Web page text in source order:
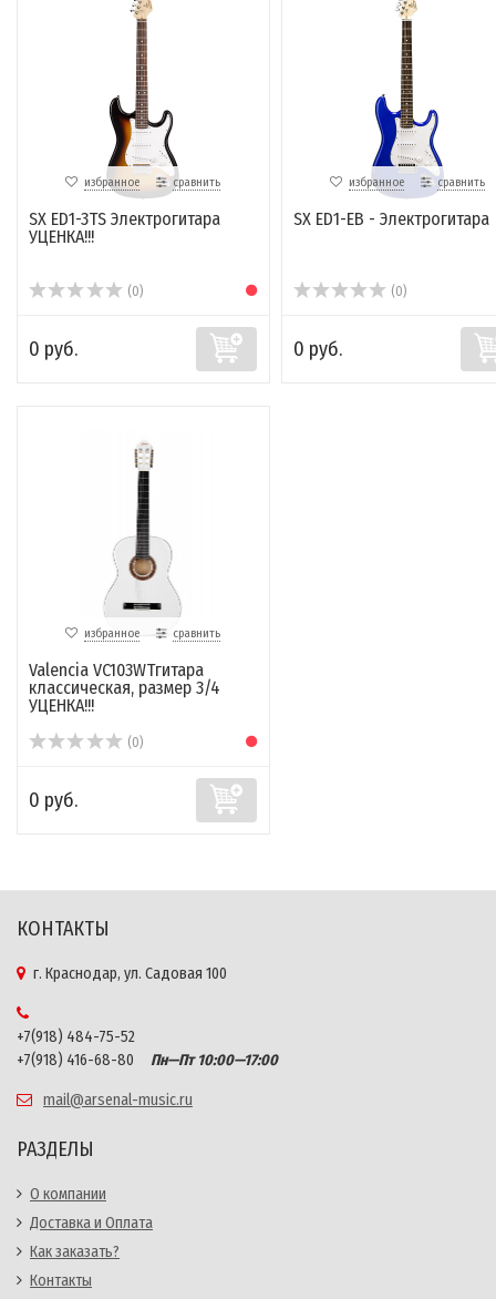
избранное сравнить
SX ED1-3TS Электрогитара
УЦЕНКА!!!
(0)
0 руб.
избранное сравнить
SX ED1-EB - Электрогитара
(0)
0 руб.
избранное сравнить
Valencia VC103WTгитара
классическая, размер 3/4
УЦЕНКА!!!
(0)
0 руб.
КОНТАКТЫ
г. Краснодар, ул. Садовая 100
+7(918) 484-75-52
+7(918) 416-68-80
Пн—Пт 10:00—17:00
mail@arsenal-music.ru
РАЗДЕЛЫ
О компании
Доставка и Оплата
Как заказать?
Контакты